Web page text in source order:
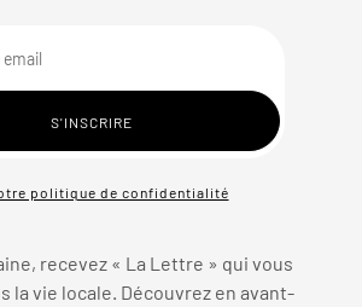
politique de confidentialité
recevez « La Lettre » qui vous
la vie locale. Découvrez en avant-